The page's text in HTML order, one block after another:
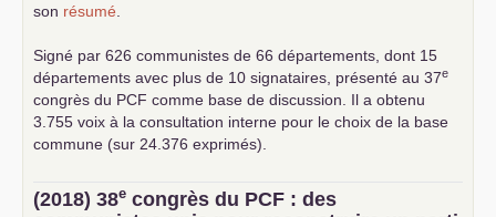
son résumé
Signé par 626 communistes de 66 départements, dont 15
départements avec plus de 10 signataires, présenté au 37e
congrès du PCF comme base de discussion. Il a obtenu
3.755 voix à la consultation interne pour le choix de la base
commune (sur 24.376 exprimés).
(2018) 38e congrès du PCF : des